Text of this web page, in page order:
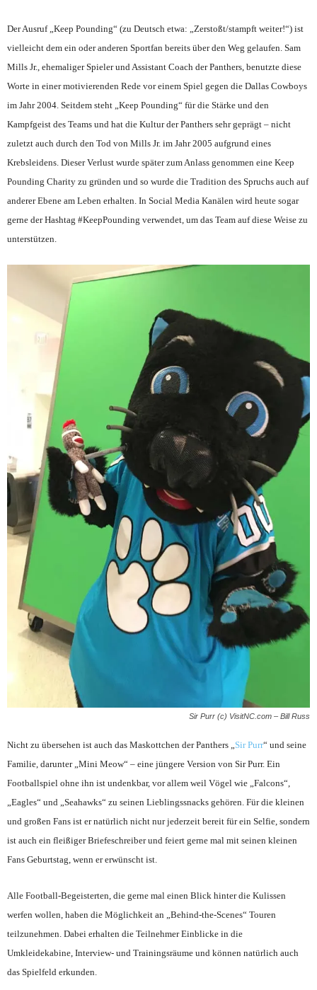
Der Ausruf „Keep Pounding“ (zu Deutsch etwa: „Zerstoßt/stampft weiter!“) ist
vielleicht dem ein oder anderen Sportfan bereits über den Weg gelaufen. Sam
Mills Jr., ehemaliger Spieler und Assistant Coach der Panthers, benutzte diese
Worte in einer motivierenden Rede vor einem Spiel gegen die Dallas Cowboys
im Jahr 2004. Seitdem steht „Keep Pounding“ für die Stärke und den
Kampfgeist des Teams und hat die Kultur der Panthers sehr geprägt – nicht
zuletzt auch durch den Tod von Mills Jr. im Jahr 2005 aufgrund eines
Krebsleidens. Dieser Verlust wurde später zum Anlass genommen eine Keep
Pounding Charity zu gründen und so wurde die Tradition des Spruchs auch auf
anderer Ebene am Leben erhalten. In Social Media Kanälen wird heute sogar
gerne der Hashtag #KeepPounding verwendet, um das Team auf diese Weise zu
unterstützen.
Sir Purr (c) VisitNC.com – Bill Russ
Nicht zu übersehen ist auch das Maskottchen der Panthers „ Sir Purr“ und seine
Familie, darunter „Mini Meow“ – eine jüngere Version von Sir Purr. Ein
Footballspiel ohne ihn ist undenkbar, vor allem weil Vögel wie „Falcons“,
„Eagles“ und „Seahawks“ zu seinen Lieblingssnacks gehören. Für die kleinen
und großen Fans ist er natürlich nicht nur jederzeit bereit für ein Selfie, sondern
ist auch ein fleißiger Briefeschreiber und feiert gerne mal mit seinen kleinen
Fans Geburtstag, wenn er erwünscht ist.
Alle Football-Begeisterten, die gerne mal einen Blick hinter die Kulissen
werfen wollen, haben die Möglichkeit an „Behind-the-Scenes“ Touren
teilzunehmen. Dabei erhalten die Teilnehmer Einblicke in die
Umkleidekabine, Interview- und Trainingsräume und können natürlich auch
das Spielfeld erkunden.